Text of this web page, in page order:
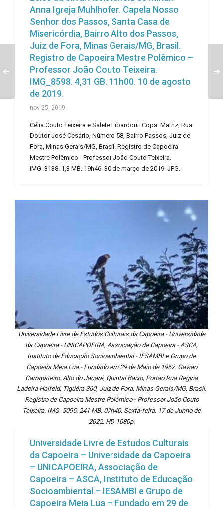
Anna Igreja Muhlhofer. Capela Nosso
Senhor dos Passos, Santa Casa de
Misericórdia, Bairro Alto dos Passos,
Juiz de Fora, Minas Gerais/MG, Brasil.
Registro de Capoeira Mestre Polêmico –
Professor João Couto Teixeira.
IMG_8598. 4,31 GB. 11h00. 10 de agosto
de 2019.
nov 25, 2019
Célia Couto Teixeira e Salete Libardoni: Copa. Matriz, Rua
Doutor José Cesário, Número 58, Bairro Passos, Juiz de
Fora, Minas Gerais/MG, Brasil. Registro de Capoeira
Mestre Polêmico - Professor João Couto Teixeira.
IMG_3138. 1,3 MB. 19h46. 30 de março de 2019. JPG.
Universidade Livre de Estudos Culturais da Capoeira - Universidade
da Capoeira - UNICAPOEIRA, Associação de Capoeira - ASCA,
Instituto de Educação Socioambiental - IESAMBI e Grupo de
Capoeira Meia Lua - Fundado em 29 de Maio de 1962. Gavião
Carrapateiro. Alto do Jacaré, Quintal Baixo, Portão Rua Regina
Ladeira Halfeld, Tigüéra 360, Juiz de Fora, Minas Gerais/MG, Brasil.
Registro de Capoeira Mestre Polêmico - Professor João Couto
Teixeira. IMG_5095. 241 MB. 07h40. Sexta-feira, 17 de Junho de
2022. HD 1080p.
Universidade Livre de Estudos Culturais
da Capoeira – Universidade da Capoeira
– UNICAPOEIRA, Associação de
Capoeira – ASCA, Instituto de Educação
Socioambiental – IESAMBI e Grupo de
Capoeira Meia Lua – Fundado em 29 de